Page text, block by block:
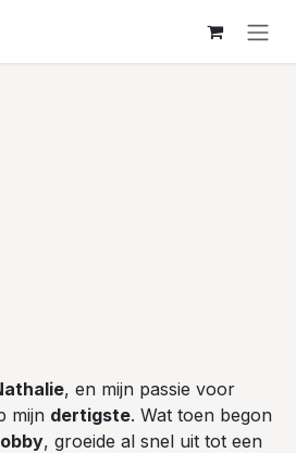
, en mijn passie voor
mijn dertigste. Wat toen begon
, groeide al snel uit tot een